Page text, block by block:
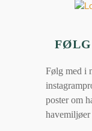
FØLG
Følg med i
poster om